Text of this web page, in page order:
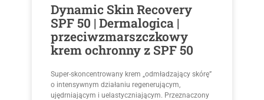
Dynamic Skin Recovery
SPF 50 | Dermalogica |
przeciwzmarszczkowy
krem ochronny z SPF 50
Super-skoncentrowany krem „odmładzający skórę”
o intensywnym działaniu regenerującym,
ujędrniającym i uelastyczniającym. Przeznaczony